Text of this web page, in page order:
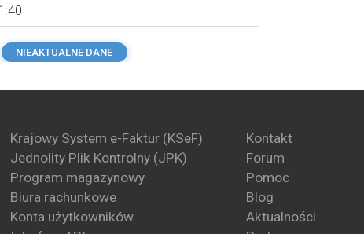
NIEAKTUALNE DANE
Krajowy System e-Faktur (KSeF)
Jednolity Plik Kontrolny (JPK)
Program magazynowy
Biura rachunkowe
Konta użytkowników
Kontakt
Forum
Pomoc
Blog
Aktualności